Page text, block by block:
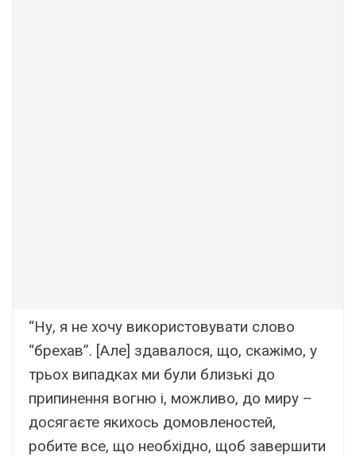
“Ну, я не хочу використовувати слово
“брехав”. [Але] здавалося, що, скажімо, у
трьох випадках ми були близькі до
припинення вогню і, можливо, до миру –
досягаєте якихось домовленостей,
робите все, що необхідно, щоб завершити